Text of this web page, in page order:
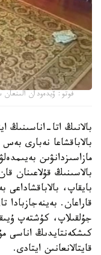
فوتو: ۆيدەودان
بالانىڭ اتا-اناسىنىڭ
بالاباقشاعا نەبارى
مازاسىزدانۋىن
بالاسىنىڭ قۇلاعىنان
بايقاپ، بالاباقشاداعى
قاراعان. بەينەجازبادا
جۇلقىلاپ، كۇشتەپ
كىشكەنتايدىڭ اناسى
قايتالانعانىن ايتادى.